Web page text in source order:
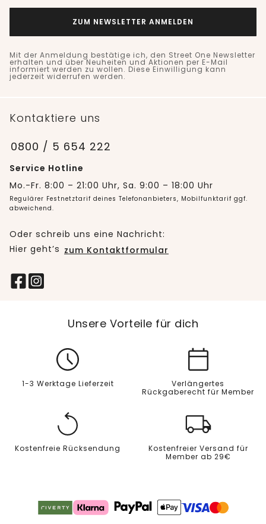
ZUM NEWSLETTER ANMELDEN
Mit der Anmeldung bestätige ich, den Street One Newsletter
erhalten und über Neuheiten und Aktionen per E-Mail
informiert werden zu wollen. Diese Einwilligung kann
jederzeit widerrufen werden.
Kontaktiere uns
0800 / 5 654 222
Service Hotline
Mo.-Fr. 8:00 – 21:00 Uhr, Sa. 9:00 – 18:00 Uhr
Regulärer Festnetztarif deines Telefonanbieters, Mobilfunktarif ggf.
abweichend.
Oder schreib uns eine Nachricht:
Hier geht’s zum Kontaktformular
Unsere Vorteile für dich
1-3 Werktage Lieferzeit
Verlängertes
Rückgaberecht für Member
Kostenfreie Rücksendung
Kostenfreier Versand für
Member ab 29€